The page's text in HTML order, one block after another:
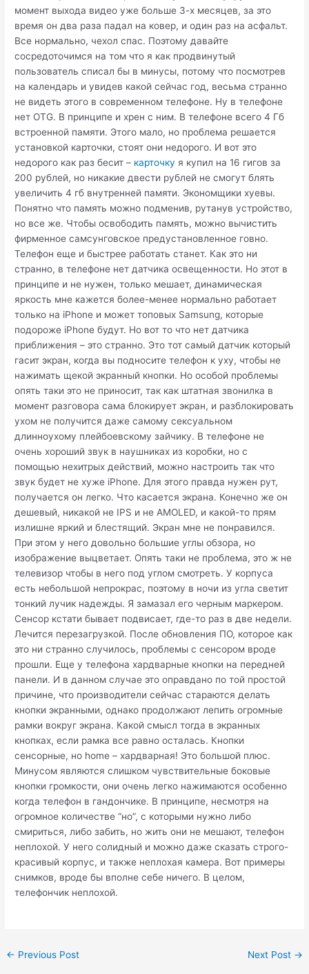
момент выхода видео уже больше 3-х месяцев, за это
время он два раза падал на ковер, и один раз на асфальт.
Все нормально, чехол спас. Поэтому давайте
сосредоточимся на том что я как продвинутый
пользователь списал бы в минусы, потому что посмотрев
на календарь и увидев какой сейчас год, весьма странно
не видеть этого в современном телефоне. Ну в телефоне
нет OTG. В принципе и хрен с ним. В телефоне всего 4 Гб
встроенной памяти. Этого мало, но проблема решается
установкой карточки, стоят они недорого. И вот это
недорого как раз бесит – карточку я купил на 16 гигов за
200 рублей, но никакие двести рублей не смогут блять
увеличить 4 гб внутренней памяти. Экономщики хуевы.
Понятно что память можно подменив, рутанув устройство,
но все же. Чтобы освободить память, можно вычистить
фирменное самсунговское предустановленное говно.
Телефон еще и быстрее работать станет. Как это ни
странно, в телефоне нет датчика освещенности. Но этот в
принципе и не нужен, только мешает, динамическая
яркость мне кажется более-менее нормально работает
только на iPhone и может топовых Samsung, которые
подороже iPhone будут. Но вот то что нет датчика
приближения – это странно. Это тот самый датчик который
гасит экран, когда вы подносите телефон к уху, чтобы не
нажимать щекой экранный кнопки. Но особой проблемы
опять таки это не приносит, так как штатная звонилка в
момент разговора сама блокирует экран, и разблокировать
ухом не получится даже самому сексуальном
длинноухому плейбоевскому зайчику. В телефоне не
очень хороший звук в наушниках из коробки, но с
помощью нехитрых действий, можно настроить так что
звук будет не хуже iPhone. Для этого правда нужен рут,
получается он легко. Что касается экрана. Конечно же он
дешевый, никакой не IPS и не AMOLED, и какой-то прям
излишне яркий и блестящий. Экран мне не понравился.
При этом у него довольно большие углы обзора, но
изображение выцветает. Опять таки не проблема, это ж не
телевизор чтобы в него под углом смотреть. У корпуса
есть небольшой непрокрас, поэтому в ночи из угла светит
тонкий лучик надежды. Я замазал его черным маркером.
Сенсор кстати бывает подвисает, где-то раз в две недели.
Лечится перезагрузкой. После обновления ПО, которое как
это ни странно случилось, проблемы с сенсором вроде
прошли. Еще у телефона хардварные кнопки на передней
панели. И в данном случае это оправдано по той простой
причине, что производители сейчас стараются делать
кнопки экранными, однако продолжают лепить огромные
рамки вокруг экрана. Какой смысл тогда в экранных
кнопках, если рамка все равно осталась. Кнопки
сенсорные, но home – хардварная! Это большой плюс.
Минусом являются слишком чувствительные боковые
кнопки громкости, они очень легко нажимаются особенно
когда телефон в гандончике. В принципе, несмотря на
огромное количестве “но”, с которыми нужно либо
смириться, либо забить, но жить они не мешают, телефон
неплохой. У него солидный и можно даже сказать строго-
красивый корпус, и также неплохая камера. Вот примеры
снимков, вроде бы вполне себе ничего. В целом,
телефончик неплохой.
Post
← Previous Post Next Post →